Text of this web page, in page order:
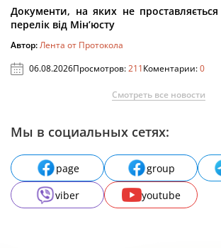
Документи, на яких не
перелік від Мін’юсту
Автор:Лента от Протокола
06.08.2026Просмотров:211Коментарии:0
Смотреть все новости
Мы в социальных сетях:
page group
viber
youtube